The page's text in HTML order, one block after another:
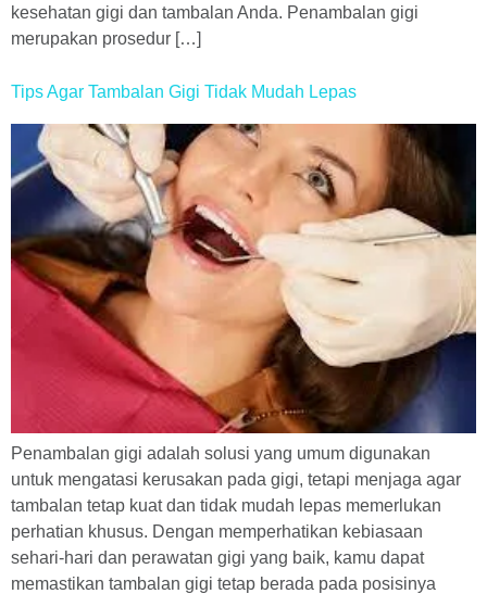
kesehatan gigi dan tambalan Anda. Penambalan gigi
merupakan prosedur […]
Tips Agar Tambalan Gigi Tidak Mudah Lepas
Penambalan gigi adalah solusi yang umum digunakan
untuk mengatasi kerusakan pada gigi, tetapi menjaga agar
tambalan tetap kuat dan tidak mudah lepas memerlukan
perhatian khusus. Dengan memperhatikan kebiasaan
sehari-hari dan perawatan gigi yang baik, kamu dapat
memastikan tambalan gigi tetap berada pada posisinya